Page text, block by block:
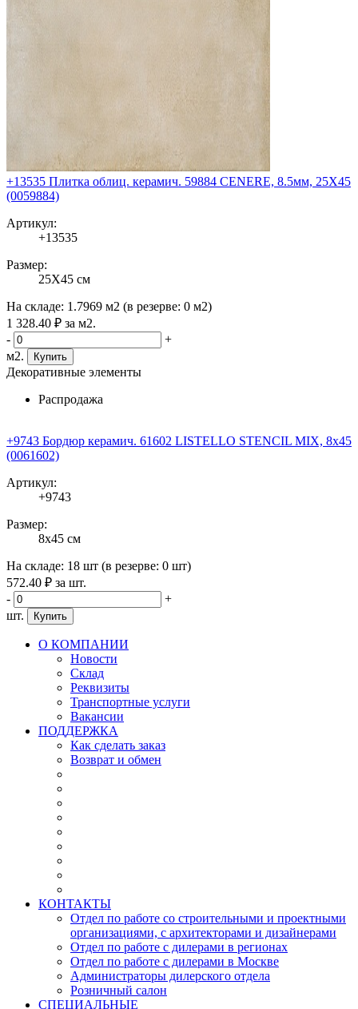
+13535 Плитка облиц. керамич. 59884 CENERE, 8.5мм, 25X45
(0059884)
Артикул:
+13535
Размер:
25X45 см
На складе: 1.7969 м2 (в резерве: 0 м2)
1 328.40 ₽ за м2.
-
+
м2.
Купить
Декоративные элементы
Распродажа
+9743 Бордюр керамич. 61602 LISTELLO STENCIL MIX, 8x45
(0061602)
Артикул:
+9743
Размер:
8x45 см
На складе: 18 шт (в резерве: 0 шт)
572.40 ₽ за шт.
-
+
шт.
Купить
О КОМПАНИИ
Новости
Склад
Реквизиты
Транспортные услуги
Вакансии
ПОДДЕРЖКА
Как сделать заказ
Возврат и обмен
КОНТАКТЫ
Отдел по работе со строительными и проектными
организациями, с архитекторами и дизайнерами
Отдел по работе с дилерами в регионах
Отдел по работе с дилерами в Москве
Администраторы дилерского отдела
Розничный салон
СПЕЦИАЛЬНЫЕ